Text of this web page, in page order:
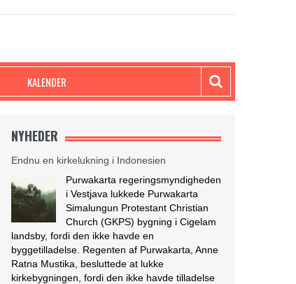
KALENDER
NYHEDER
Endnu en kirkelukning i Indonesien
Purwakarta regeringsmyndigheden
i Vestjava lukkede Purwakarta
Simalungun Protestant Christian
Church (GKPS) bygning i Cigelam
landsby, fordi den ikke havde en
byggetilladelse. Regenten af Purwakarta, Anne
Ratna Mustika, besluttede at lukke
kirkebygningen, fordi den ikke havde tilladelse